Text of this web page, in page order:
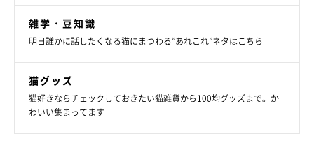
— つきみねこ (@____tukimineko)July 21, 2025
飼い主の“異変”にすぐ反応！ そばを離れず見
守る猫の健気さに「優しいジェントルニャン」
「天使」と話題に
雑学・豆知識
明日誰かに話したくなる猫にまつわる”あれこれ”ネタはこちら
猫グッズ
猫好きならチェックしておきたい猫雑貨から100均グッズまで。か
わいい集まってます